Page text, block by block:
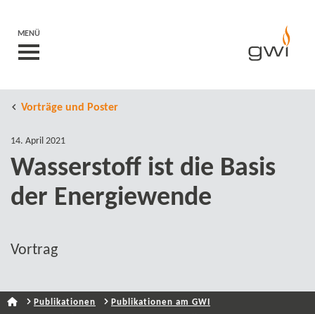
MENÜ
Vorträge und Poster
14. April 2021
Wasserstoff ist die Basis
der Energiewende
Vortrag
Publikationen
Publikationen am GWI